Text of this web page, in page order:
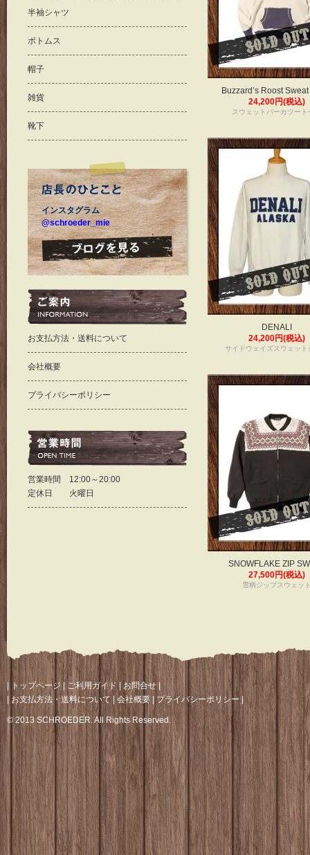
Buzzard’s Roost
24,200円(税込)
スウェットパーカツート
DENALI
24,200円(税込)
サイドウェイズスウェット
SNOWFLAKE ZIP
27,500円(税込)
雪柄ジップスウェッ
半袖シャツ
ボトムス
帽子
雑貨
靴下
インスタグラム
@schroeder_mie
お支払方法・送料について
会社概要
プライバシーポリシー
営業時間 12:00～20:00
定休日 火曜日
トップページ| ご利用ガイド お問合せ|
お支払方法・送料について |会社概要 プライバシーポリシー
© 2013 SCHROEDER. All Rights Reserved.